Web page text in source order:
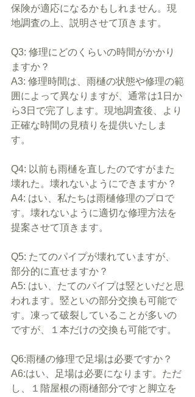
保険が適応になるかもしれません​。現
地調査の上、説明させて頂きます。​
Q3: 修理にどのくらいの時間がかかり
ますか？
A3: 修理時間は、雨樋の状態や修理の範
囲によって異なりますが、通常は1日か
ら3日で完了します。現地調査後、より
正確な時間の見積りを提供いたしま
す。​
Q4: 以前も雨樋を直したのですがまた
壊れた。壊れないようにできますか？
A4: はい、私たちは雨樋修理のプロで
す。壊れないように適切な修理方法を
提案させて頂きます。
Q5: たてのパイプが壊れていますが、
部分的に直せますか？
A5: はい、たてのパイプは竪といだと思
われます。竪といの部分交換も可能で
す。​凍って破裂していることが多いの
ですが、１本だけの交換も可能です。
Q6:雨樋の修理で足場は必要ですか？
A6:はい、足場は必要になります。ただ
し、１階屋根の雨樋部分ですと脚立を